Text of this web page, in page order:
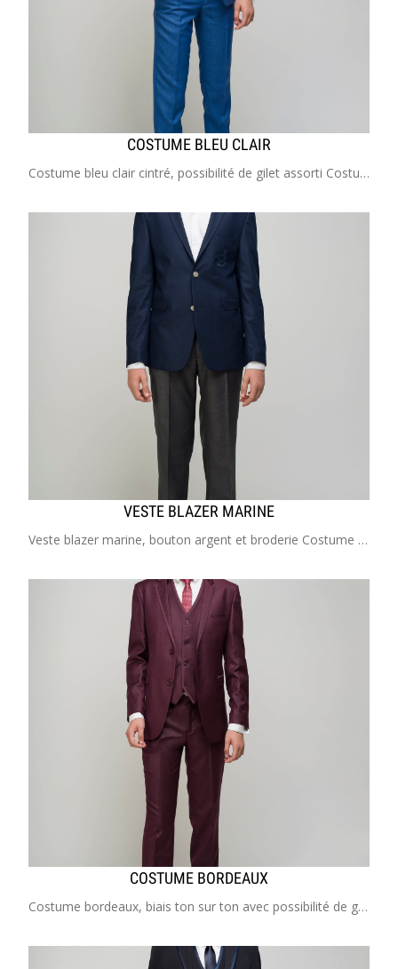
COSTUME BLEU CLAIR
Costume bleu clair cintré, possibilité de gilet assorti Costume enfant de 2 à 20 ans Idéal pour mariage, cérémonie, communion, cortège, garçon d'honneur
VESTE BLAZER MARINE
Veste blazer marine, bouton argent et broderie Costume enfant de 2 à 20 ans Idéal pour mariage, cérémonie, communion, cortège, garçon d'honneur
COSTUME BORDEAUX
Costume bordeaux, biais ton sur ton avec possibilité de gilet Costume enfant de 2 à 20 ans Idéal pour mariage, cérémonie, communion, cortège, garçon d'honneur